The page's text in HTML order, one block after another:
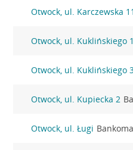
Otwock, ul. Karczewska 11
Otwock, ul. Kuklińskiego 1
Otwock, ul. Kuklińskiego
Otwock, ul. Kupiecka 2
Otwock, ul. Ługi